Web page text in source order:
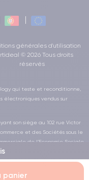
panier
générales d'utilisation
© 2026 Tous droits
réservés
qui teste et reconditionne,
électroniques vendus sur
son siège au 102 rue Victor
et des Sociétés sous le
de l’Economie Sociale
856 du 31 juillet 2014